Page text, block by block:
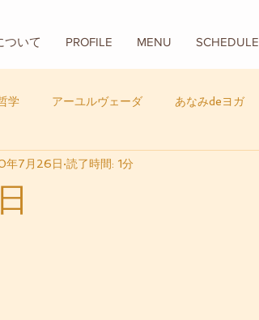
ついて PROFILE MENU SCHEDULE
学 アーユルヴェーダ あなみdeヨガ
フード バリ
7月26日 読了時間: 1分